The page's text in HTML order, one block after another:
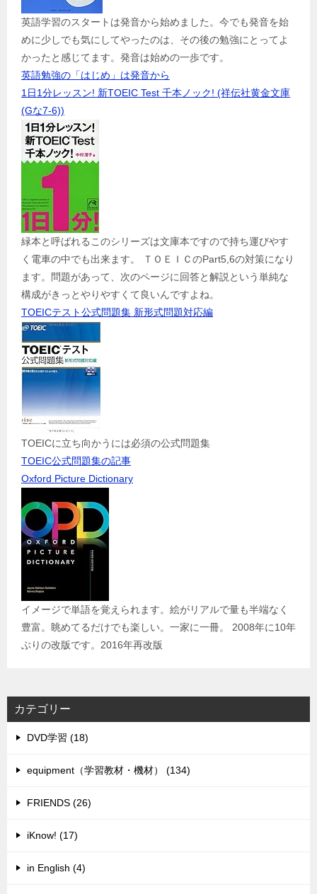
英語学習のスタートは発音から始めました。今でも発音を始
めに少しでも気にしてやったのは、その後の勉強にとってよ
かったと感じてます。発音は始めの一歩です。
英語勉強の「はじめ」は発音から
1日1分レッスン! 新TOEIC Test 千本ノック! (祥伝社黄金文庫
(Gな7-6))
緑本と呼ばれるこのシリーズは文庫本ですので持ち運びやす
く電車の中でも出来ます。 ＴＯＥＩＣのPart5,6の対策になり
ます。問題があって、次のページに回答と解説という単純な
構成がきっとやりやすくて良いんですよね。
TOEICテスト公式問題集 新形式問題対応編
TOEICに立ち向かうには必須の公式問題集
TOEIC公式問題集の記事
Oxford Picture Dictionary
イメージで単語を覚えられます。絵がリアルで量も半端なく
豊富。眺めてるだけでも楽しい。一家に一冊。 2008年に10年
ぶりの改版です。2016年再改版
カテゴリー
DVD学習 (18)
equipment（学習教材・機材） (134)
FRIENDS (26)
iKnow! (17)
in English (4)